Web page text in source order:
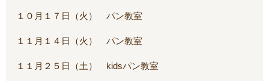
１０月１７日（火） パン教室
１１月１４日（火） パン教室
１１月２５日（土） kidsパン教室